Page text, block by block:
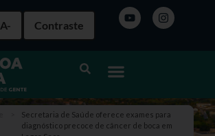
A- Contraste
Secretaria de Saúde oferece exames para
diagnóstico precoce de câncer de boca em